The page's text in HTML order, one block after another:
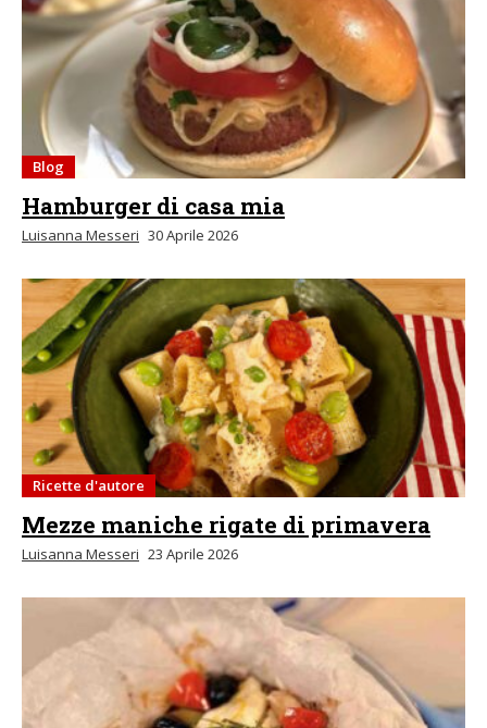
Blog
Hamburger di casa mia
Luisanna Messeri 30 Aprile 2026
Ricette d'autore
Mezze maniche rigate di primavera
Luisanna Messeri 23 Aprile 2026